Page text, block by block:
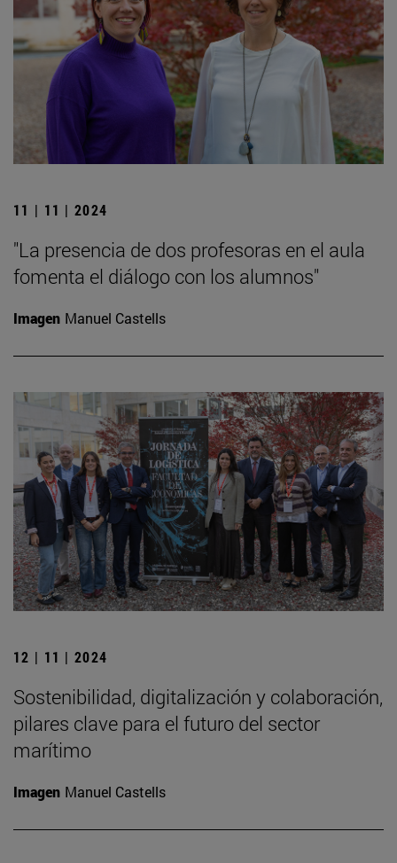
11 | 11 | 2024
"La presencia de dos profesoras en el aula
fomenta el diálogo con los alumnos"
Imagen Manuel Castells
12 | 11 | 2024
Sostenibilidad, digitalización y colaboración,
pilares clave para el futuro del sector
marítimo
Imagen Manuel Castells